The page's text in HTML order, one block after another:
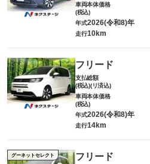
車両本体価格
(税込)
年式2026(令和8)年
走行10km
フリード
支払総額
(税込)(リ済込)
車両本体価格
(税込)
年式2026(令和8)年
走行14km
グーネットセレクト フリード